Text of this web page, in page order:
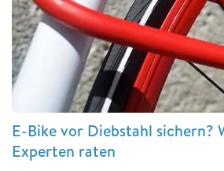
E-Bike vor Diebstahl sichern?
Experten raten